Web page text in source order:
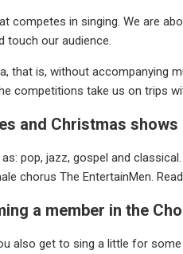
competes in singing. We are
touch our audience.
that is, without accompanying
competitions take us on trips
and Christmas shows
pop, jazz, gospel and
chorus The EntertainMen.
a member in the
also get to sing a little for